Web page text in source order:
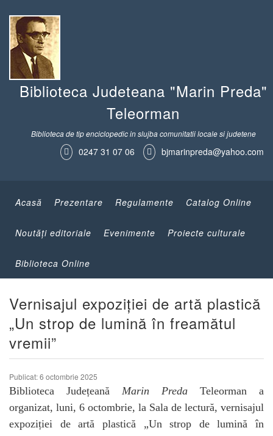
Biblioteca Judeteana "Marin Preda"
Teleorman
Biblioteca de tip enciclopedic in slujba comunitatii locale si judetene
0247 31 07 06 bjmarinpreda@yahoo.com
Acasă Prezentare Regulamente Catalog Online
Noutăţi editoriale Evenimente Proiecte culturale
Biblioteca Online
Vernisajul expoziției de artă plastică
„Un strop de lumină în freamătul
vremii”
Publicat: 6 octombrie 2025
Biblioteca Județeană Marin Preda Teleorman a
organizat, luni, 6 octombrie, la Sala de lectură, vernisajul
expoziției de artă plastică „Un strop de lumină în